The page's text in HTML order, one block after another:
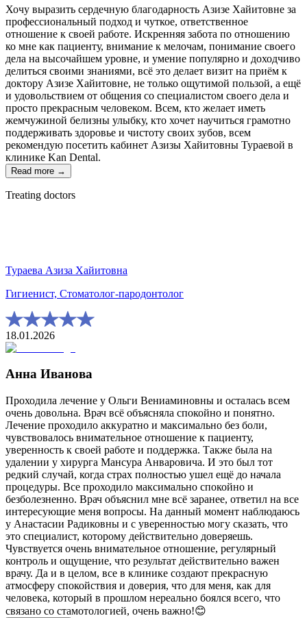
Хочу выразить сердечную благодарность Азизе Хайитовне за
профессиональный подход и чуткое, ответственное
отношение к своей работе. Искренняя забота по отношению
ко мне как пациенту, внимание к мелочам, понимание своего
дела на высочайшем уровне, и умение популярно и доходчиво
делиться своими знаниями, всё это делает визит на приём к
доктору Азизе Хайитовне, не только ощутимой пользой, а ещё
и удовольствием от общения со специалистом своего дела и
просто прекрасным человеком. Всем, кто желает иметь
жемчужиной белизны улыбку, кто хочет научиться грамотно
поддерживать здоровье и чистоту своих зубов, всем
рекомендую посетить кабинет Азизы Хайитовны Тураевой в
клинике Kan Dental.
Read more →
Treating doctors
Тураева Азиза Хайитовна
Гигиенист, Стоматолог-пародонтолог
18.01.2026
Анна Иванова
Проходила лечение у Ольги Вениаминовны и осталась всем
очень довольна. Врач всё объясняла спокойно и понятно.
Лечение проходило аккуратно и максимально без боли,
чувствовалось внимательное отношение к пациенту,
уверенность к своей работе и поддержка. Также была на
удалении у хирурга Мансура Анваровича. И это был тот
редкий случай, когда страх полностью ушел ещё до начала
процедуры. Все проходило максимально спокойно и
безболезненно. Врач объяснил мне всё заранее, ответил на все
интересующие меня вопросы. На данный момент наблюдаюсь
у Анастасии Радиковны и с уверенностью могу сказать, что
это специалист, которому действительно доверяешь.
Чувствуется очень внимательное отношение, регулярный
контроль и ощущение, что результат действительно важен
врачу. Да и в целом, все в клинике создают прекрасную
атмосферу спокойствия и доверия, что для меня, как для
человека, который в прошлом нереально боялся всего, что
связано со стамотологией, очень важно!😊